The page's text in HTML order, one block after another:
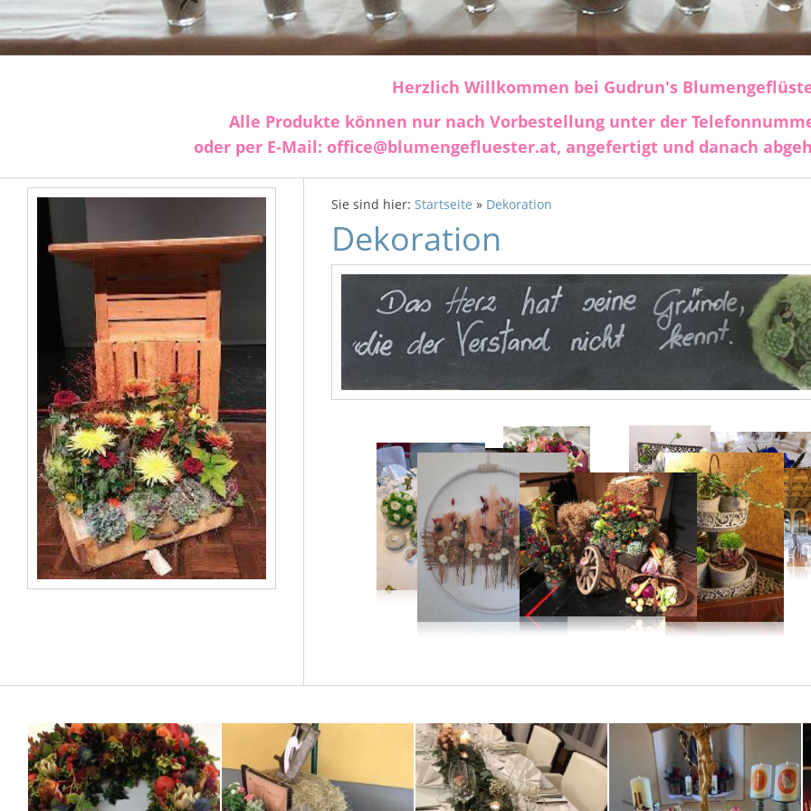
Herzlich Willkommen bei Gudrun's
Alle Produkte können nur nach Vorbestellung unter der
oder per E-Mail: office@blumengefluester.at, angefertigt und danach
Sie sind hier: Startseite » Dekoration
Dekoration